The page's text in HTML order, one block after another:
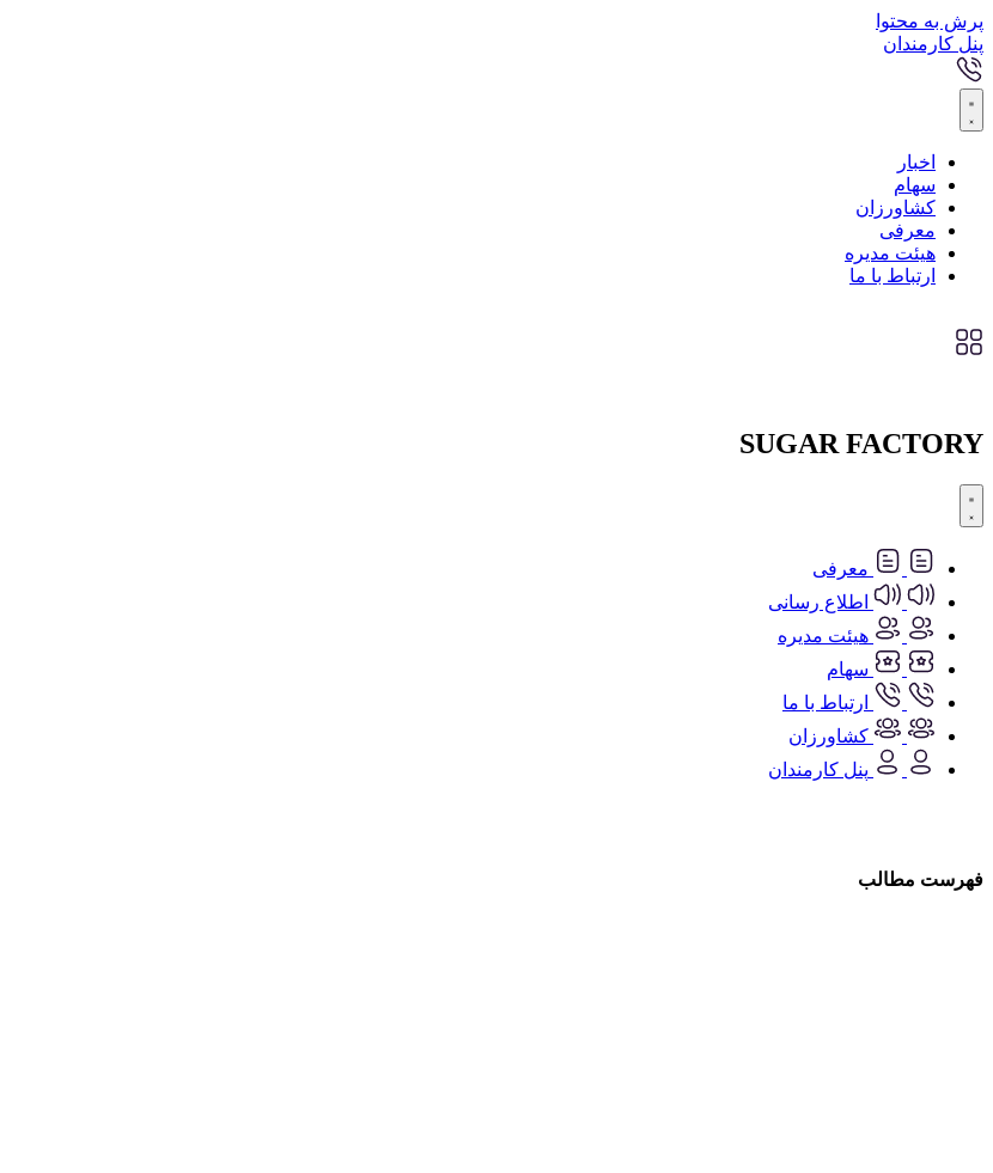
پرش به محتوا
پنل کارمندان
اخبار
سهام
کشاورزان
معرفی
هیئت مدیره
ارتباط با ما
SUGAR FACTORY
معرفی
اطلاع رسانی
هیئت مدیره
سهام
ارتباط با ما
کشاورزان
پنل کارمندان
فهرست مطالب